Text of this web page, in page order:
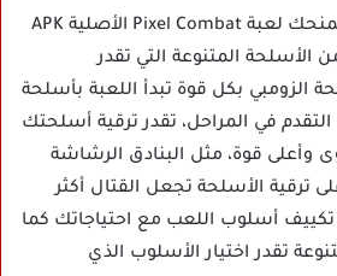
تمنحك لعبة Pixel Combat الأصلية APK
المتنوعة التي تقدر
الزومبي بكل قوة تبدأ اللعبة بأسلحة
في المراحل، تقدر ترقية أسلحتك
وأعلى قوة، مثل البنادق الرشاشة
ترقية الأسلحة تجعل القتال أكثر
أسلوب اللعب مع احتياجاتك كما
تقدر اختيار الأسلوب الذي